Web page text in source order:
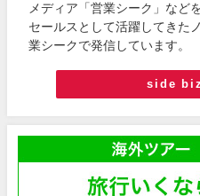
メディア「営業シーク」など
セールスとして活躍してきた
業シークで発信しています。
side